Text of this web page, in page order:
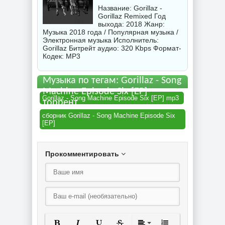
Название: Gorillaz -
Gorillaz Remixed Год
выхода: 2018 Жанр:
Музыка 2018 года / Популярная музыка /
Электронная музыка Исполнитель:
Gorillaz Битрейт аудио: 320 Kbps Формат-
Кодек: MP3
Музыка по тегам: Gorillaz - Song
Machine Episode Six [EP]
торрент
Gorillaz - Song Machine Episode Six [EP] mp3
сборник Gorillaz - Song Machine Episode Six
[EP]
Прокомментировать